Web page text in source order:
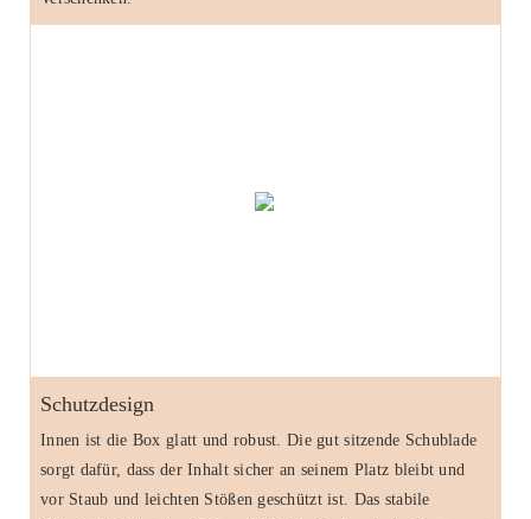
Schutzdesign
Innen ist die Box glatt und robust. Die gut sitzende Schublade
sorgt dafür, dass der Inhalt sicher an seinem Platz bleibt und
vor Staub und leichten Stößen geschützt ist. Das stabile